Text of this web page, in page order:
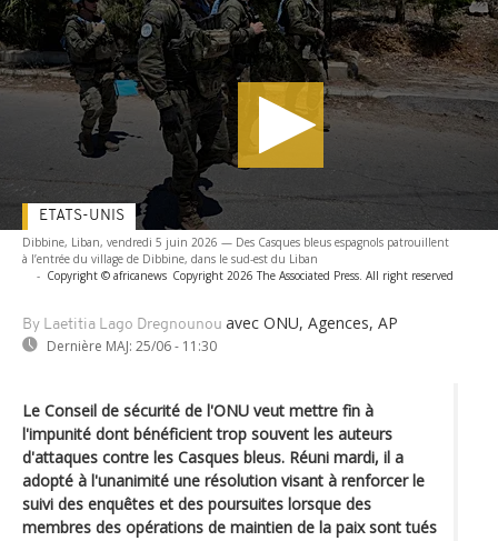
Dibbine, Liban, vendredi 5 juin 2026 — Des Casques bleus espagnols patrouillent
à l’entrée du village de Dibbine, dans le sud-est du Liban
- Copyright © africanews Copyright 2026 The Associated Press. All right reserved
By Laetitia Lago Dregnounou avec ONU, Agences, AP
Dernière MAJ: 25/06 - 11:30
ETATS-UNIS
Le Conseil de sécurité de l'ONU veut mettre fin à
l'impunité dont bénéficient trop souvent les auteurs
d'attaques contre les Casques bleus. Réuni mardi, il a
adopté à l'unanimité une résolution visant à renforcer le
suivi des enquêtes et des poursuites lorsque des
membres des opérations de maintien de la paix sont tués